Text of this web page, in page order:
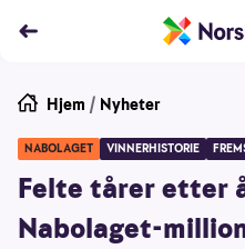
Hjem / Nyheter
NABOLAGET VINNERHISTORIE
Felte tårer etter
Nabolaget-